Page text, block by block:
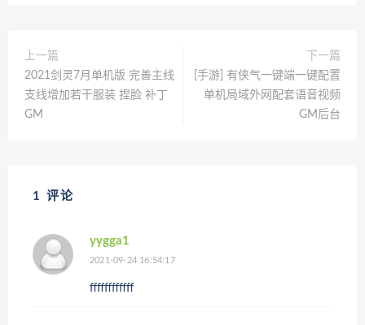
上一篇
2021剑灵7月单机版 完善主线
支线增加若干服装 捏脸 补丁
GM
下一篇
[手游] 有侠气一键端一键配置
单机局域外网配套语音视频
GM后台
1 评论
yygga1
2021-09-24 16:54:17
ffffffffffff